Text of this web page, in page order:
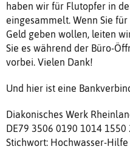
haben wir für Flutopfer in
eingesammelt. Wenn Sie
Geld geben wollen, leiten
Sie es während der Büro-
vorbei. Vielen Dank!
Und hier ist eine
Diakonisches Werk
DE79 3506 0190 1014 1550
Stichwort: Hochwasser-Hilfe